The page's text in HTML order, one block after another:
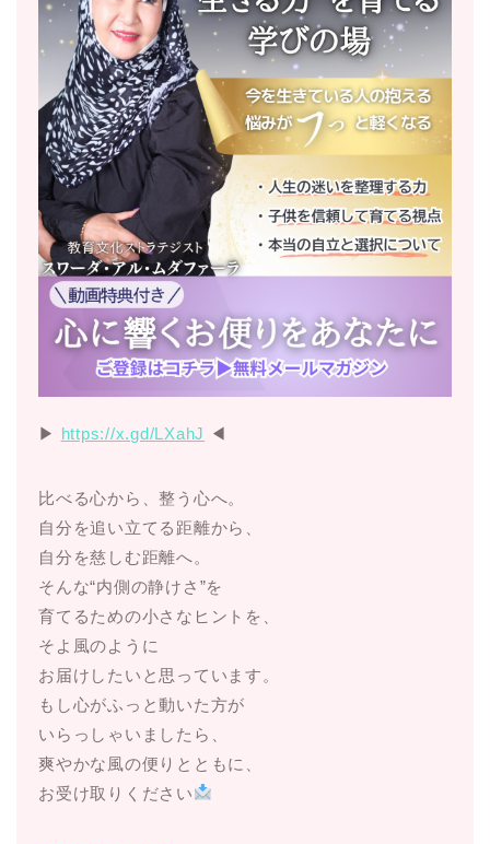
▶︎ https://x.gd/LXahJ ◀︎
比べる心から、整う心へ。
自分を追い立てる距離から、
自分を慈しむ距離へ。
そんな“内側の静けさ”を
育てるための小さなヒントを、
そよ風のように
お届けしたいと思っています。
もし心がふっと動いた方が
いらっしゃいましたら、
爽やかな風の便りとともに、
お受け取りください